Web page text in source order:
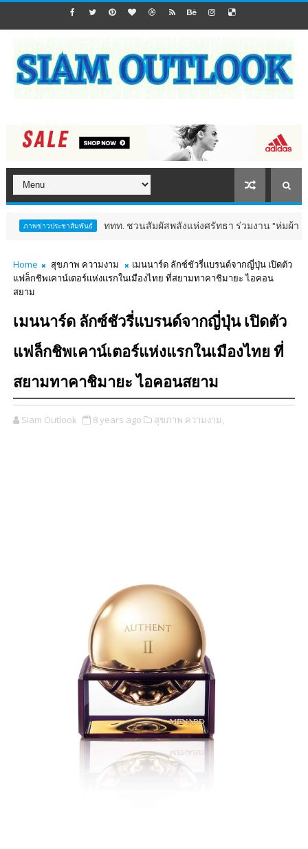
ระชาสัมพันธ์ ททท. ชวนสัมผัสพลังแห่งศรัทธา ร่วมงาน "ห่มผ้าหลวงปู่ทวด ค
Home สุขภาพ ความงาม
เมนนาร์ด ลักซ์ชัวรี่แบรนด์จากญี่ปุ่น เปิดตัว
แฟล็กชิพเคาน์เตอร์แห่งแรกในเมืองไทย ที่สยามทาคาชิมายะ ไอคอน
สยาม
เมนนาร์ด ลักซ์ชัวรี่แบรนด์จากญี่ปุ่น เปิดตัว
แฟล็กชิพเคาน์เตอร์แห่งแรกในเมืองไทย ที่
สยามทาคาชิมายะ ไอคอนสยาม
Siam Outlook 8 years ago สุขภาพ ความงาม,